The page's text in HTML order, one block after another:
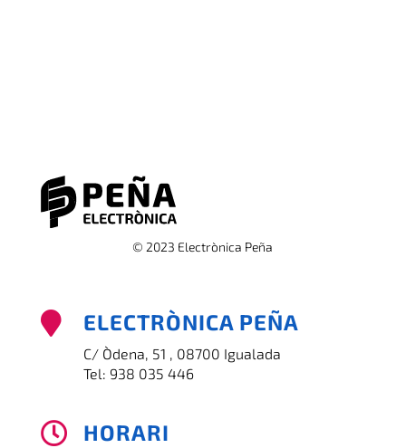
© 2023 Electrònica Peña
 ELECTRÒNICA PEÑA
C/ Òdena, 51 , 08700 Igualada
Tel: 938 035 446
 HORARI